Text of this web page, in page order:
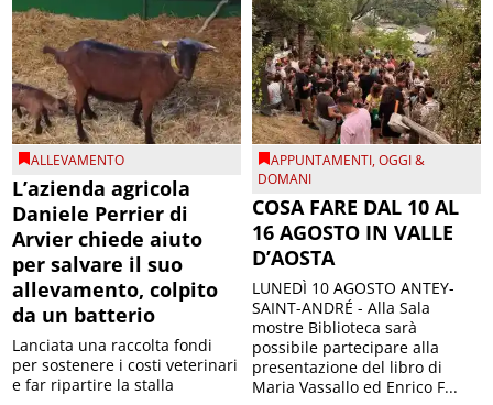
ALLEVAMENTO
L’azienda agricola
Daniele Perrier di
Arvier chiede aiuto
per salvare il suo
allevamento, colpito
da un batterio
Lanciata una raccolta fondi
per sostenere i costi veterinari
e far ripartire la stalla
APPUNTAMENTI,OGGI &
DOMANI
COSA FARE DAL 10 AL
16 AGOSTO IN VALLE
D’AOSTA
LUNEDÌ 10 AGOSTO ANTEY-
SAINT-ANDRÉ - Alla Sala
mostre Biblioteca sarà
possibile partecipare alla
presentazione del libro di
Maria Vassallo ed Enrico F...